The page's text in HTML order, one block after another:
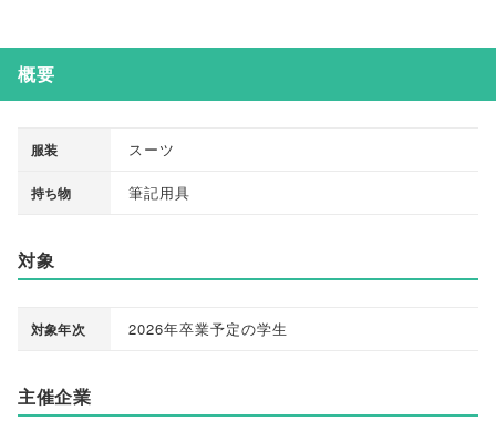
概要
服装 スーツ
持ち物 筆記用具
対象
対象年次 2026年卒業予定の学生
主催企業